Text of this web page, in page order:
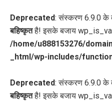
Deprecated: संस्करण 6.9.0 के
बहिष्कृतहै! इसके बजाय
/home/u888153276/
_html/wp-includes/
Deprecated: संस्करण 6.9.0 के
बहिष्कृतहै! इसके बजाय